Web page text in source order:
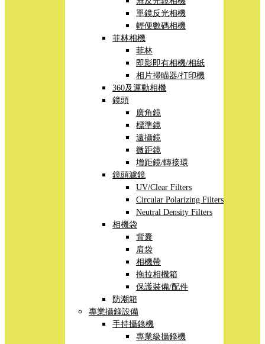
單鏡反光相機
輕便數碼相機
菲林相機
菲林
即影即有相機/相紙
相片掃瞄器/打印機
360及運動相機
鏡頭
廣角鏡
標準鏡
遠攝鏡
微距鏡
增距鏡/轉接環
鏡頭濾鏡
UV/Clear Filters
Circular Polarizing Filters
Neutral Density Filters
相機袋
背囊
肩袋
相機帶
拖拉相機箱
保護裝備/配件
防潮箱
專業攝錄設備
手持攝錄機
專業級攝錄機